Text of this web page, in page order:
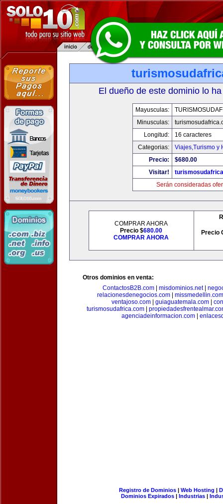
El dueño de este dominio lo
Mayusculas:
Minusculas:
Longitud:
16 caracteres
Categorias:
Viajes,Turismo y
Precio:
$680.00
Visitar!
Serán consideradas
COMPRAR AHORA
Precio $680.00
COMPRAR AHORA
Precio
Otros dominios en venta:
ContactosB2B.com| misdominios.net|
relacionesdenegocios.com| missmedellin.com
ventajoso.com
guiaguatemala.com
turismosudafrica.com
agenciadeinformacion.com
Registro de Dominios| Web Hosting |
Dominios Expirados | Industrias |